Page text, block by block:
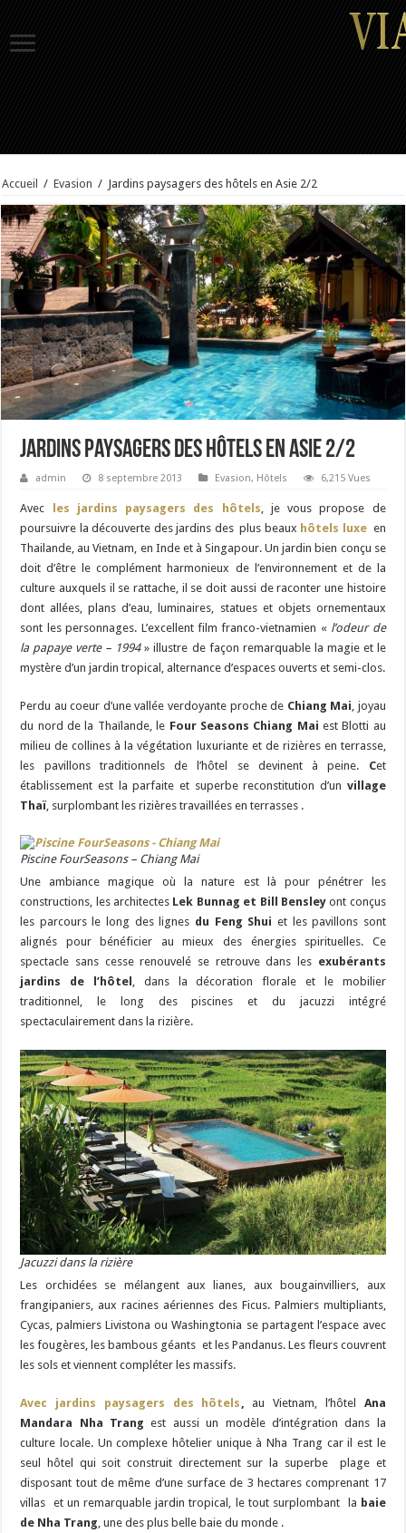
Accueil / Evasion / Jardins paysagers des hôtels en Asie 2/2
Jardins paysagers des hôtels en Asie 2/2
admin 8 septembre 2013 Evasion, Hôtels 6,215 Vues
Avec les jardins paysagers des hôtels, je vous propose de
poursuivre la découverte des jardins des plus beaux hôtels luxeen
Thailande, au Vietnam, en Inde et à Singapour. Un jardin bien conçu se
doit d’être le complément harmonieux de l’environnement et de la
culture auxquels il se rattache, il se doit aussi de raconter une histoire
dont allées, plans d’eau, luminaires, statues et objets ornementaux
sont les personnages. L’excellent film franco-vietnamien « l’odeur de
la papaye verte – 1994» illustre de façon remarquable la magie et le
mystère d’un jardin tropical, alternance d’espaces ouverts et semi-clos.
Perdu au coeur d’une vallée verdoyante proche de Chiang Mai, joyau
du nord de la Thaïlande, le Four Seasons Chiang Mai est Blotti au
milieu de collines à la végétation luxuriante et de rizières en terrasse,
les pavillons traditionnels de l’hôtel se devinent à peine. Cet
établissement est la parfaite et superbe reconstitution d’un village
Thaï, surplombant les rizières travaillées en terrasses .
Piscine FourSeasons – Chiang Mai
Une ambiance magique où la nature est là pour pénétrer les
constructions, les architectes Lek Bunnag et Bill Bensleyont conçus
les parcours le long des lignes du Feng Shui et les pavillons sont
alignés pour bénéficier au mieux des énergies spirituelles. Ce
spectacle sans cesse renouvelé se retrouve dans les exubérants
jardins de l’hôtel , dans la décoration florale et le mobilier
traditionnel, le long des piscines et du jacuzzi intégré
spectaculairement dans la rizière.
Jacuzzi dans la rizière
Les orchidées se mélangent aux lianes, aux bougainvilliers, aux
frangipaniers, aux racines aériennes des Ficus. Palmiers multipliants,
Cycas, palmiers Livistona ou Washingtonia se partagent l’espace avec
les fougères, les bambous géants et les Pandanus. Les fleurs couvrent
les sols et viennent compléter les massifs.
Avec jardins paysagers des hôtels , au Vietnam, l’hôtel
Ana
Mandara Nha Trang est aussi un modèle d’intégration dans la
culture locale. Un complexe hôtelier unique à Nha Trang car il est le
seul hôtel qui soit construit directement sur la superbe plage et
disposant tout de même d’une surface de 3 hectares comprenant 17
villas et un remarquable jardin tropical, le tout surplombant la baie
de Nha Trang, une des plus belle baie du monde .